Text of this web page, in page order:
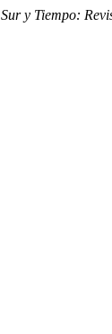
Sur y Tiempo: